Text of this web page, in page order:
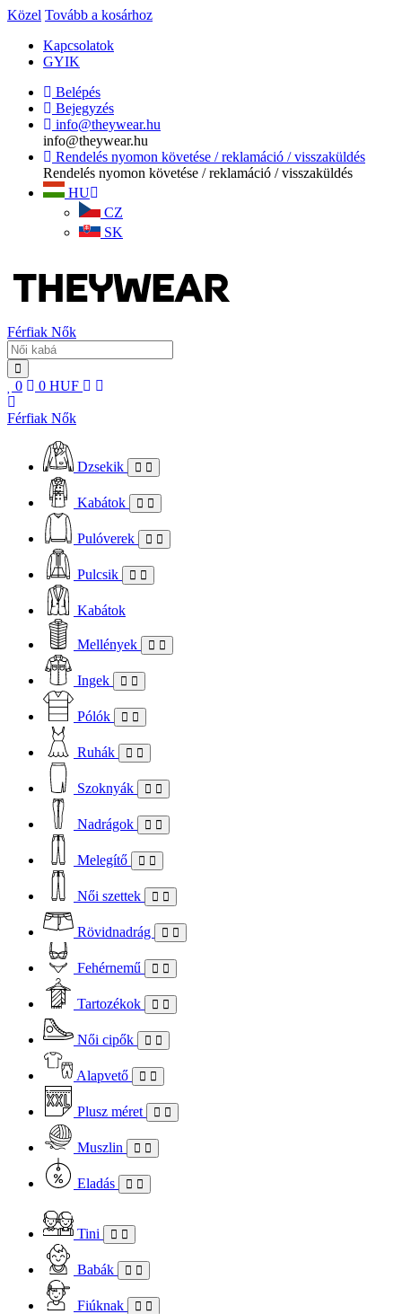
Közel Tovább a kosárhoz
Kapcsolatok
GYIK
Belépés
Bejegyzés
info@theywear.hu
info@theywear.hu
Rendelés nyomon követése / reklamáció / visszaküldés
Rendelés nyomon követése / reklamáció / visszaküldés
HU
CZ
SK
Férfiak Nők
0 0 HUF
Férfiak Nők
Dzsekik
Kabátok
Pulóverek
Pulcsik
Kabátok
Mellények
Ingek
Pólók
Ruhák
Szoknyák
Nadrágok
Melegítő
Női szettek
Rövidnadrág
Fehérnemű
Tartozékok
Női cipők
Alapvető
Plusz méret
Muszlin
Eladás
Tini
Babák
Fiúknak